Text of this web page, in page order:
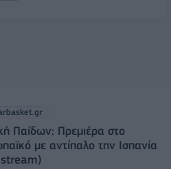
Παίδων: Πρεμιέρα στο
με αντίπαλο την Ισπανία